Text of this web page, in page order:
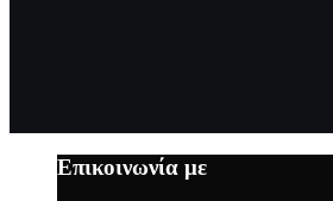
Επικοινωνία με